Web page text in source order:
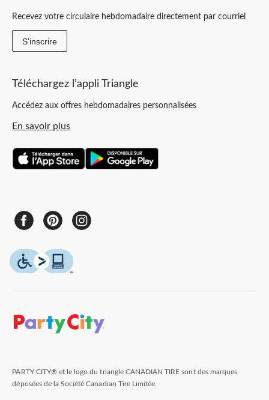
Recevez votre circulaire hebdomadaire directement par courriel
S'inscrire
Téléchargez l’appli Triangle
Accédez aux offres hebdomadaires personnalisées
En savoir plus
PARTY CITY® et le logo du triangle CANADIAN TIRE sont des marques
déposées de la Société Canadian Tire Limitée.